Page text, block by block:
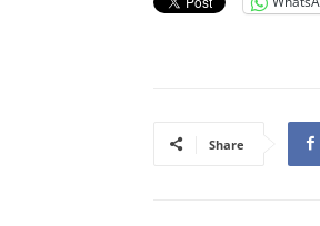
Share